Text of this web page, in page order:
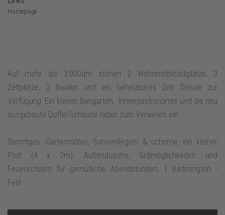
Homepage
Auf mehr als 3.000qm stehen 2 Wohnmobilstellplätze, 3
Zeltplätze, 2 Biwaks und ein beheizbares Zelt Deluxe zur
Verfügung. Ein kleiner Biergarten, Innengastronomie und die neu
ausgebaute Duffel-Scheune laden zum Verweilen ein.
Sonstiges: Gartenmöbel, Sonnenliegen- & schirme, ein kleiner
Pool (4 x 2m), Außendusche, Grillmöglichkeiten und
Feuerschalen für gemütliche Abendstunden, 1 Badmington -
Feld